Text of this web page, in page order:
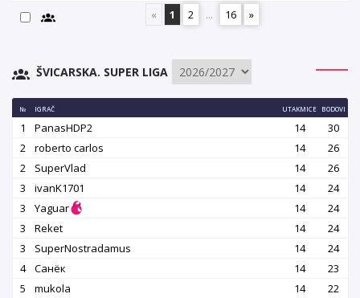
«
1 2 ... 16 »
ŠVICARSKA. SUPER LIGA
№ IGRAČ UTAKMICE BODOVI
1 PanasHDP2 14
30
2
roberto carlos 14
26
2
SuperVlad 14
26
3
ivanK1701 14
24
3
Yaguar 14
24
3
Reket 14
24
3
SuperNostradamus 14
24
4
Санёк 14
23
5
mukola 14 22